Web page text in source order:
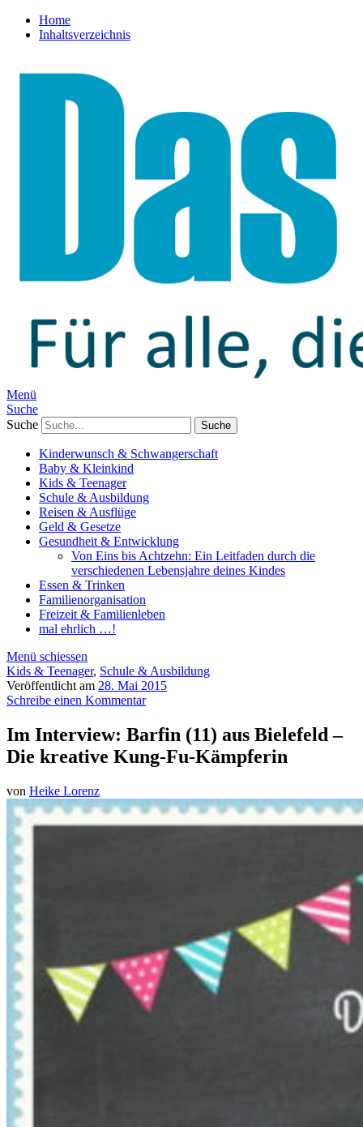
Home
Inhaltsverzeichnis
Menü
Suche
Suche
Kinderwunsch & Schwangerschaft
Baby & Kleinkind
Kids & Teenager
Schule & Ausbildung
Reisen & Ausflüge
Geld & Gesetze
Gesundheit & Entwicklung
Von Eins bis Achtzehn: Ein Leitfaden durch die
verschiedenen Lebensjahre deines Kindes
Essen & Trinken
Familienorganisation
Freizeit & Familienleben
mal ehrlich …!
Menü schiessen
Kids & Teenager, Schule & Ausbildung
Veröffentlicht am 28. Mai 2015
Schreibe einen Kommentar
Im Interview: Barfin (11) aus Bielefeld –
Die kreative Kung-Fu-Kämpferin
von Heike Lorenz